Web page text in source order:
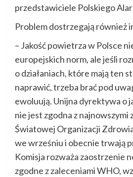
przedstawiciele Polskiego
Problem dostrzegają również
– Jakość powietrza w Polsce
europejskich norm, ale jeśli
o działaniach, które mają ten
naprawić, trzeba brać pod
ewoluują. Unijna dyrektywa o
nie jest zgodna z najnowszymi
Światowej Organizacji
we wrześniu i obecnie trwają
Komisja rozważa zaostrzenie
zgodne z zaleceniami WHO,